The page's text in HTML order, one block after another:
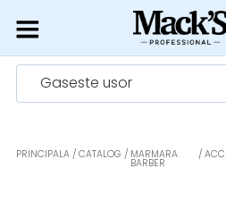
Gaseste usor
PRINCIPALA CATALOG MARMARA
BARBER